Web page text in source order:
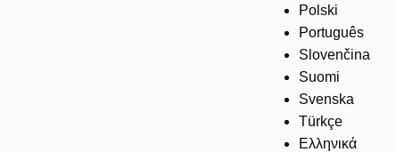
Polski
Português
Slovenčina
Suomi
Svenska
Türkçe
Ελληνικά